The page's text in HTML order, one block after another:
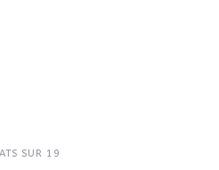
SUR 19